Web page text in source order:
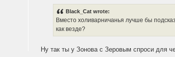
Black_Cat wrote:
Вместо холиварничанья лучше бы
как везде?
Ну так ты у Зонова с Зеровым спроси для